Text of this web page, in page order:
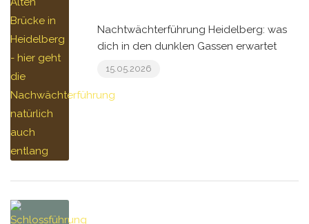
Nachtwächterführung Heidelberg: was
dich in den dunklen Gassen erwartet
15.05.2026